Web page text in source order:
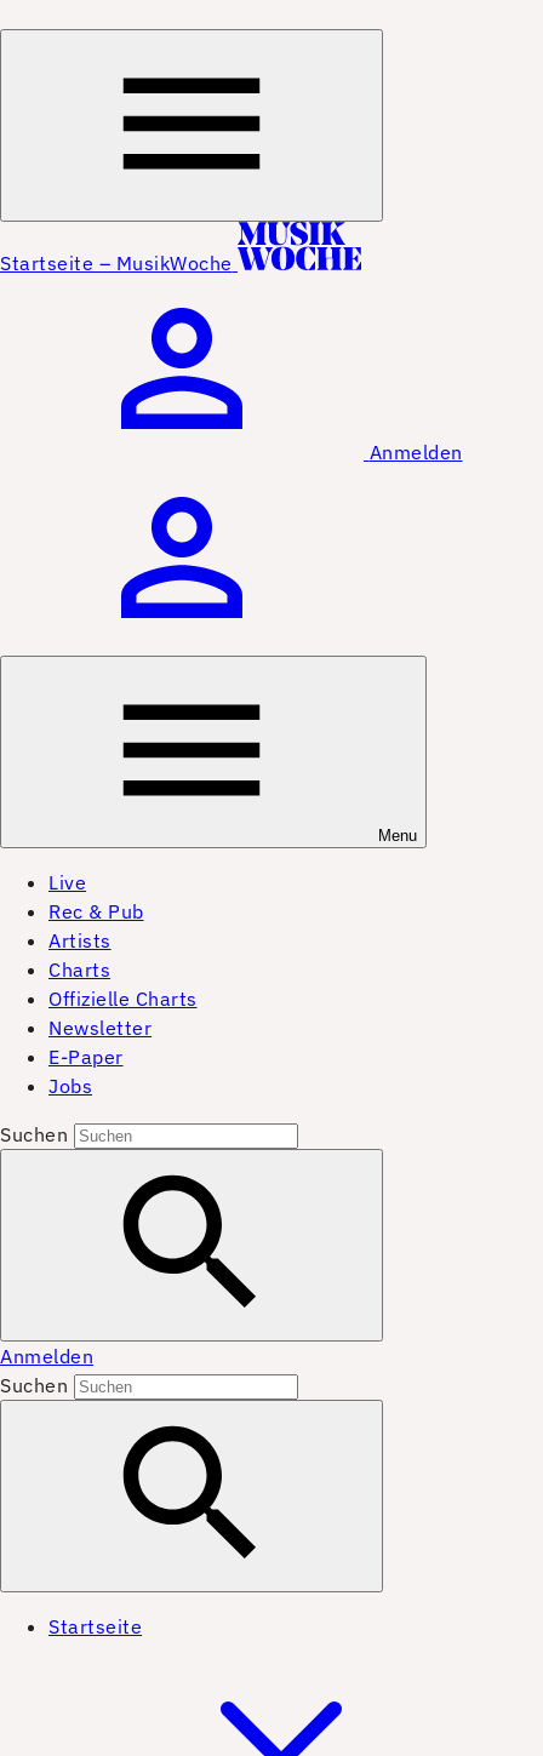
Startseite – MusikWoche
Anmelden
Menu
Live
Rec & Pub
Artists
Charts
Offizielle Charts
Newsletter
E-Paper
Jobs
Suchen
Anmelden
Suchen
Startseite